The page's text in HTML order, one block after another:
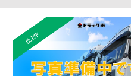
仕上中